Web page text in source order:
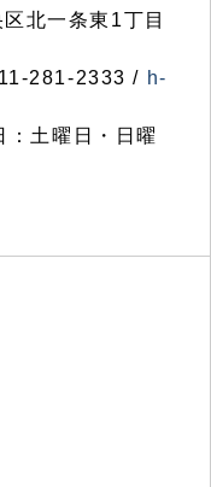
北一条東1丁目
281-2333 / h-
土曜日・日曜